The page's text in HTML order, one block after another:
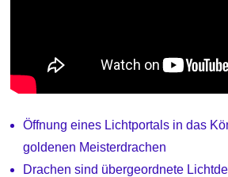
Öffnung eines Lichtportals in das
goldenen Meisterdrachen
Drachen sind übergeordnete